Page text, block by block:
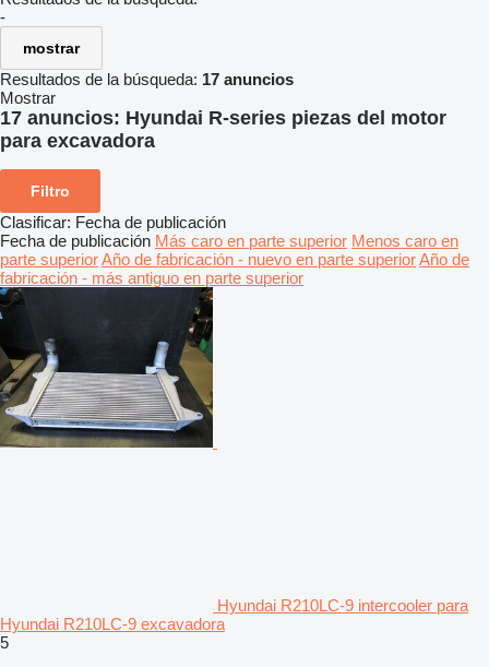
-
mostrar
Resultados de la búsqueda: 17 anuncios
Mostrar
17 anuncios: Hyundai R-series piezas del motor
para excavadora
Filtro
Clasificar: Fecha de publicación
Fecha de publicación Más caro en parte superior Menos caro en
parte superiorAño de fabricación - nuevo en parte superiorAño de
fabricación - más antiguo en parte superior
Hyundai R210LC-9 intercooler para
Hyundai R210LC-9 excavadora
5